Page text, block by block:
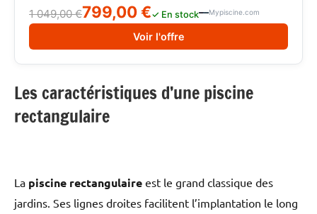
agilité tout-terrain Aspiration Vortex cyclonique : 30%+
puissante Système de navigation Active Motion Sensor
Indicateur de filtre plein Compatible toutes formes, tous
1 049,00 €799,00 €✓ En stock Mypiscine.com
Voir l'offre
Les caractéristiques d’une piscine
rectangulaire
La piscine rectangulaire est le grand classique des
jardins. Ses lignes droites facilitent l’implantation le long